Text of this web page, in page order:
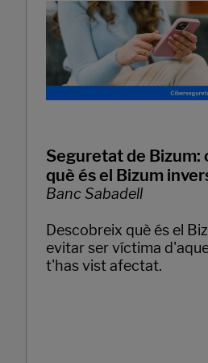
Seguretat de Bizum:
què és el Bizum
Banc Sabadell
Descobreix què és el
evitar ser víctima
t'has vist afectat.